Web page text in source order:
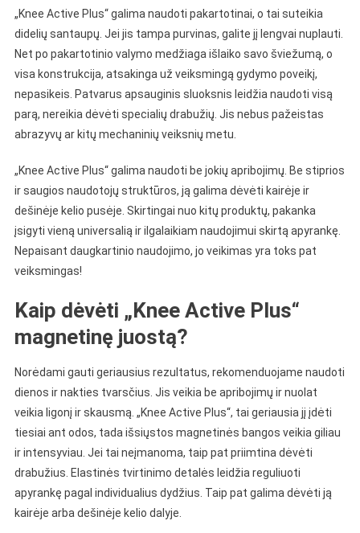
„Knee Active Plus“ galima naudoti pakartotinai, o tai suteikia
didelių santaupų. Jei jis tampa purvinas, galite jį lengvai nuplauti.
Net po pakartotinio valymo medžiaga išlaiko savo šviežumą, o
visa konstrukcija, atsakinga už veiksmingą gydymo poveikį,
nepasikeis. Patvarus apsauginis sluoksnis leidžia naudoti visą
parą, nereikia dėvėti specialių drabužių. Jis nebus pažeistas
abrazyvų ar kitų mechaninių veiksnių metu.
„Knee Active Plus“ galima naudoti be jokių apribojimų. Be stiprios
ir saugios naudotojų struktūros, ją galima dėvėti kairėje ir
dešinėje kelio pusėje. Skirtingai nuo kitų produktų, pakanka
įsigyti vieną universalią ir ilgalaikiam naudojimui skirtą apyrankę.
Nepaisant daugkartinio naudojimo, jo veikimas yra toks pat
veiksmingas!
Kaip dėvėti „Knee Active Plus“
magnetinę juostą?
Norėdami gauti geriausius rezultatus, rekomenduojame naudoti
dienos ir nakties tvarsčius. Jis veikia be apribojimų ir nuolat
veikia ligonį ir skausmą. „Knee Active Plus“, tai geriausia jį įdėti
tiesiai ant odos, tada išsiųstos magnetinės bangos veikia giliau
ir intensyviau. Jei tai neįmanoma, taip pat priimtina dėvėti
drabužius. Elastinės tvirtinimo detalės leidžia reguliuoti
apyrankę pagal individualius dydžius. Taip pat galima dėvėti ją
kairėje arba dešinėje kelio dalyje.